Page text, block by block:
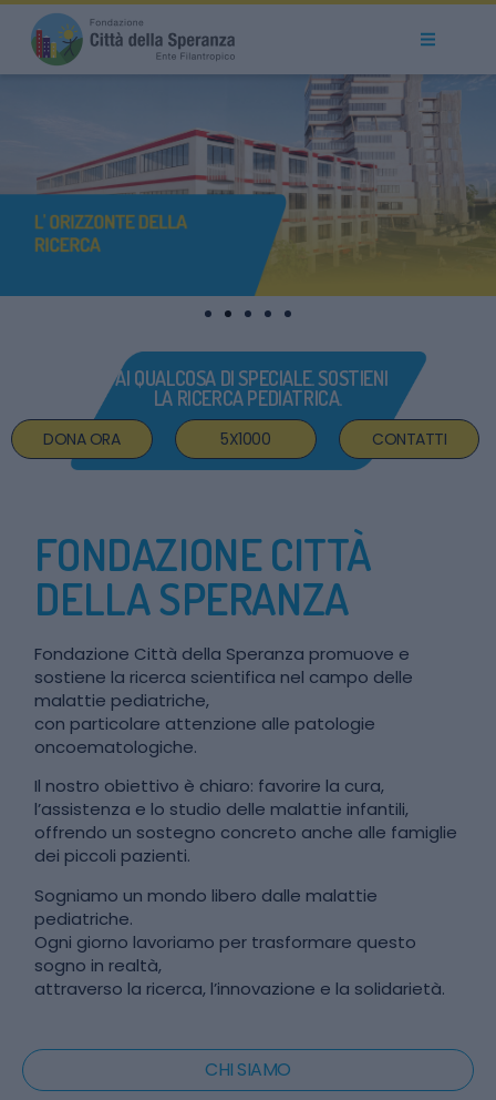
FAI QUALCOSA DI SPECIALE. SOSTIENI
LA RICERCA PEDIATRICA.
DONA ORA 5X1000 CONTATTI
FONDAZIONE CITTÀ
DELLA SPERANZA
Fondazione Città della Speranza promuove e
sostiene la ricerca scientifica nel campo delle
malattie pediatriche,
con particolare attenzione alle patologie
oncoematologiche.
Il nostro obiettivo è chiaro: favorire la cura,
l’assistenza e lo studio delle malattie infantili,
offrendo un sostegno concreto anche alle famiglie
dei piccoli pazienti.
Sogniamo un mondo libero dalle malattie
pediatriche.
Ogni giorno lavoriamo per trasformare questo
sogno in realtà,
attraverso la ricerca, l’innovazione e la solidarietà.
CHI SIAMO